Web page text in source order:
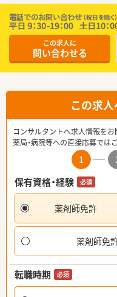
この求人に
問い合わせる
この求
コンサルタントへ求人情報をお
薬局・病院等への直接応募では
1
保有資格・経験
必須
薬剤師免許
薬剤師免
転職時期 必須